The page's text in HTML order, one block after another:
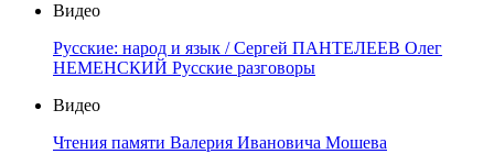
Видео
Русские: народ и язык / Сергей ПАНТЕЛЕЕВ Олег
НЕМЕНСКИЙ Русские разговоры
Видео
Чтения памяти Валерия Ивановича Мошева